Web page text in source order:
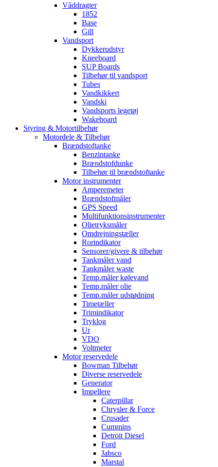
Våddragter
1852
Base
Gill
Vandsport
Dykkerudstyr
Kneeboard
SUP Boards
Tilbehør til vandsport
Tubes
Vandkikkert
Vandski
Vandsports legetøj
Wakeboard
Styring & Motortilbehør
Motordele & Tilbehør
Brændstoftanke
Benzintanke
Brændstofdunke
Tilbehør til brændstoftanke
Motor instrumenter
Amperemeter
Brændstofmåler
GPS Speed
Multifunktionsinstrumenter
Olietryksmåler
Omdrejningstæller
Rorindikator
Sensorer/givere & tilbehør
Tankmåler vand
Tankmåler waste
Temp.måler kølevand
Temp.måler olie
Temp.måler udstødning
Timetæller
Trimindikator
Tryklog
Ur
VDO
Voltmeter
Motor reservedele
Bowman Tilbehør
Diverse reservedele
Generator
Impellere
Caterpillar
Chrysler & Force
Crusader
Cummins
Detroit Diesel
Ford
Jabsco
Marstal